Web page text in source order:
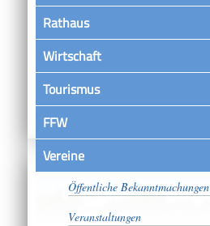
Rathaus
Wirtschaft
Tourismus
FFW
VereineSatzungen
Öffentliche Bekanntmachungen
Veranstaltungen